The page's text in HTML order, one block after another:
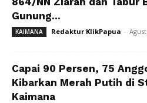
Gunung...
KAIMANA Redaktur KlikPapua -
Capai 90 Persen, 75
Kibarkan Merah Putih di
Kaimana